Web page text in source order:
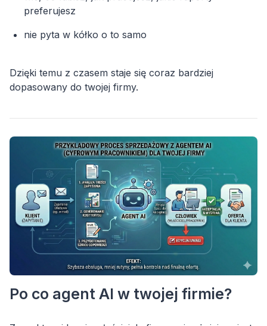
preferujesz
nie pyta w kółko o to samo
Dzięki temu z czasem staje się coraz bardziej
dopasowany do twojej firmy.
Po co agent AI w twojej firmie?